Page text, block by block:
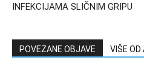
INFEKCIJAMA SLIČNIM GRIPU
POVEZANE OBJAVE VIŠE